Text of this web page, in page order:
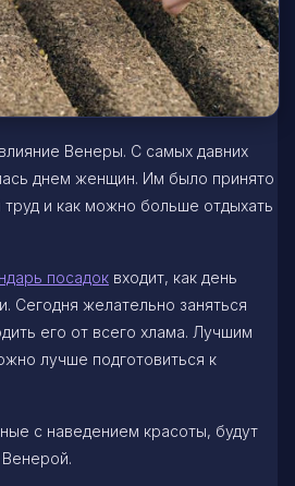
Венеры. С самых давних
днем женщин. Им было принято
и как можно больше отдыхать
посадок входит, как день
Сегодня желательно заняться
его от всего хлама. Лучшим
лучше подготовиться к
с наведением красоты, будут